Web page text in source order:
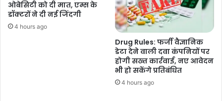
851
करोड़
की
ओबेसिटी को दी मात, एम्स के
डॉक्टरों ने दी नई जिंदगी
4 hours ago
Drug Rules: फर्जी वैज्ञानिक
डेटा देने वाली दवा कंपनियों पर
होगी सख्त कार्रवाई, नए आवेदन
भी हो सकेंगे प्रतिबंधित
4 hours ago